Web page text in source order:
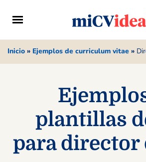
Inicio » Ejemplos de curriculum vitae »
plantillas
para director